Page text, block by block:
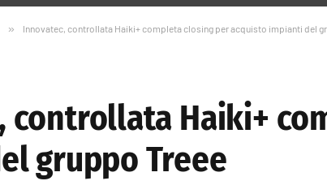
» Innovatec, controllata Haiki+ completa closing per acquisto impianti del
controllata Haiki+
gruppo Treee